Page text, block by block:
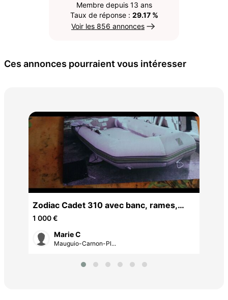
Membre depuis 13 ans
Taux de réponse : 29.17 %
Voir les 856 annonces
Ces annonces pourraient vous intéresser
Zodiac Cadet 310 avec banc, rames,
roues de transport et sac
1 000 €
Marie C
Mauguio-Carnon-Pl...